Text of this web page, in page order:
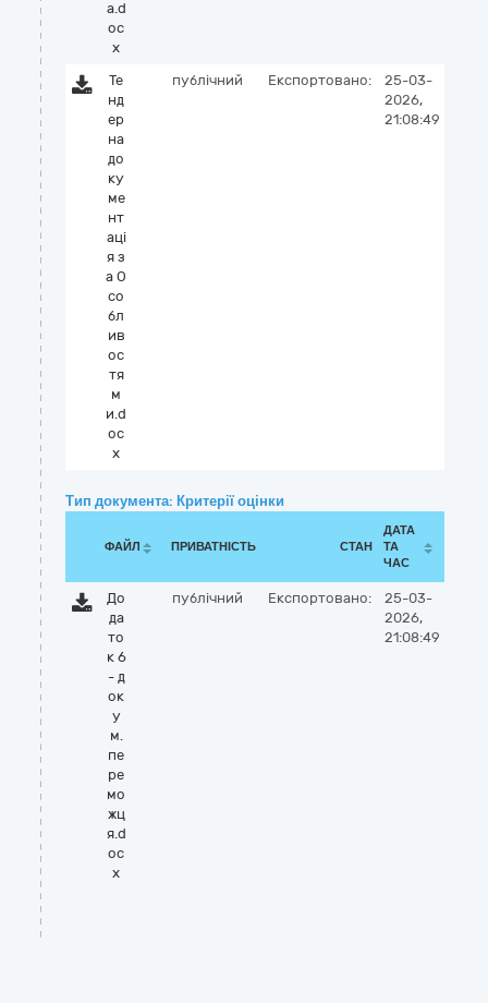
а.d
oc
x
Те
нд
ер
на
до
ку
ме
нт
аці
я з
а О
со
бл
ив
ос
тя
м
и.d
oc
x
публічний Експортовано:
25-03-
2026,
21:08:49
Тип документа: Критерії оцінки
ФАЙЛ ПРИВАТНІСТЬ СТАН
ДАТА
ТА
ЧАС
До
да
то
к 6
- д
ок
у
м.
пе
ре
мо
жц
я.d
oc
x
публічний Експортовано:
25-03-
2026,
21:08:49